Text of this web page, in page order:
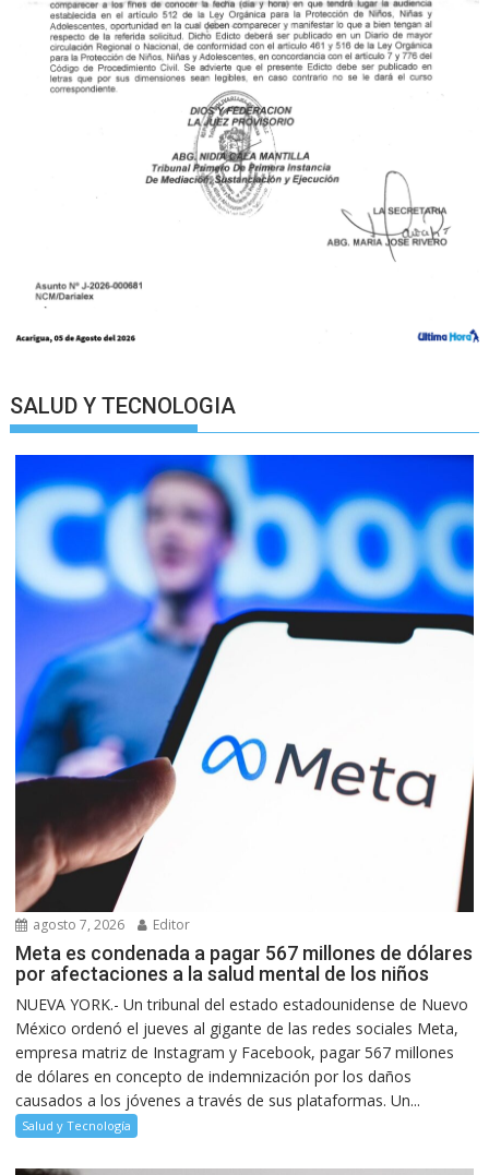
SALUD Y TECNOLOGIA
agosto 7, 2026 Editor
Meta es condenada a pagar 567 millones de dólares
por afectaciones a la salud mental de los niños
NUEVA YORK.- Un tribunal del estado estadounidense de Nuevo
México ordenó el jueves al gigante de las redes sociales Meta,
empresa matriz de Instagram y Facebook, pagar 567 millones
de dólares en concepto de indemnización por los daños
causados a los jóvenes a través de sus plataformas. Un...
Salud y Tecnología